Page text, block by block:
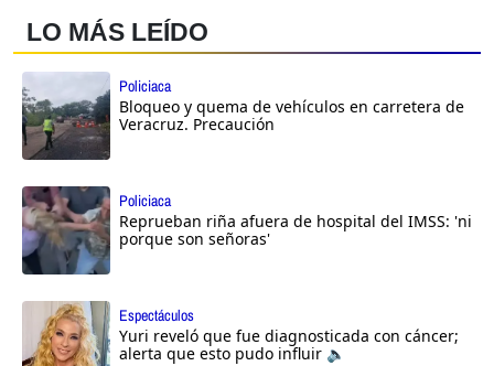
LO MÁS LEÍDO
Policiaca
Bloqueo y quema de vehículos en carretera de
Veracruz. Precaución
Policiaca
Reprueban riña afuera de hospital del IMSS: 'ni
porque son señoras'
Espectáculos
Yuri reveló que fue diagnosticada con cáncer;
alerta que esto pudo influir 🔈